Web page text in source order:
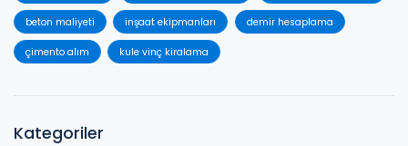
beton maliyeti inşaat ekipmanları demir hesaplama
çimento alım kule vinç kiralama
Kategoriler